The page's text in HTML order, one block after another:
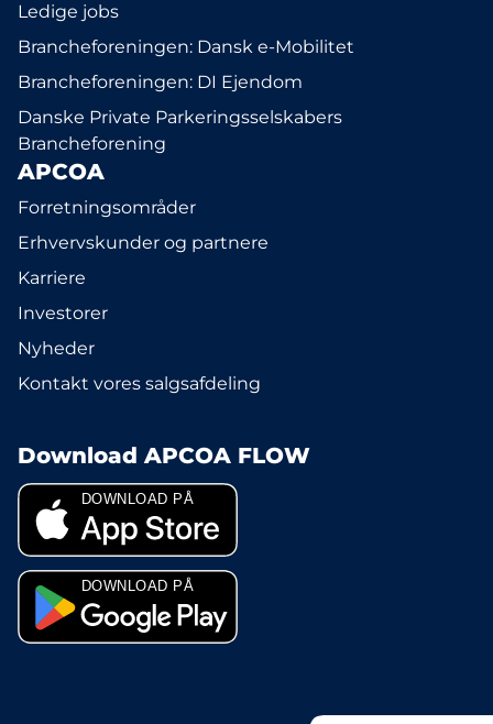
Ledige jobs
Brancheforeningen: Dansk e-Mobilitet
Brancheforeningen: DI Ejendom
Danske Private Parkeringsselskabers
Brancheforening
APCOA
Forretningsområder
Erhvervskunder og partnere
Karriere
Investorer
Nyheder
Kontakt vores salgsafdeling
Download APCOA FLOW